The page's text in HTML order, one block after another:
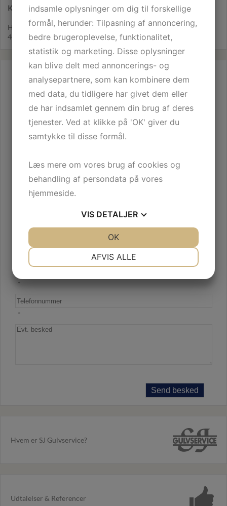
Kontakt os i dag for et uforpligtende tilbud på sæbebehandling
Her får du markedets bedste service og produkt – ring i dag på
40 30 75 34. Vi står klar til at modtage dit opkald.
Du er altid velkommen til at kontakte SJ Gulvservice på telefon
40 30 75 34
Gulvbehandling
Vedligeholdelse
*
*
Hvem er SJ Gulvservice?
Udtalelser & Referencer
indsamle oplysninger om dig til forskellige
formål, herunder: Tilpasning af annoncering,
bedre brugeroplevelse, funktionalitet,
statistik og marketing. Disse oplysninger
kan blive delt med annoncerings- og
analysepartnere, som kan kombinere dem
med data, du tidligere har givet dem eller
de har indsamlet gennem din brug af deres
tjenester. Ved at klikke på 'OK' giver du
samtykke til disse formål.
Læs mere om vores brug af cookies og
behandling af persondata på vores
hjemmeside.
VIS DETALJER
AFVIS ALLE
OK